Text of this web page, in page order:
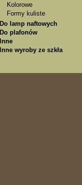
Kolorowe
Formy kuliste
Do lamp naftowych
Do plafonów
Inne
Inne wyroby ze szkła